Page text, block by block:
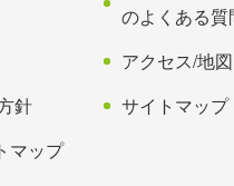
のよくある質
アクセス/地図
針
サイトマップ
マップ